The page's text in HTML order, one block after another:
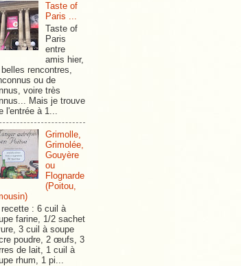
Taste of
Paris ...
Taste of
Paris
entre
amis hier,
rencontres,
ou de
voire très
Mais je trouve
l'entrée à 1...
Grimolle,
Grimolée,
Gouyère
ou
Flognarde
(Poitou,
recette : 6 cuil à
farine, 1/2 sachet
3 cuil à soupe
poudre, 2 œufs, 3
de lait, 1 cuil à
rhum, 1 pi...